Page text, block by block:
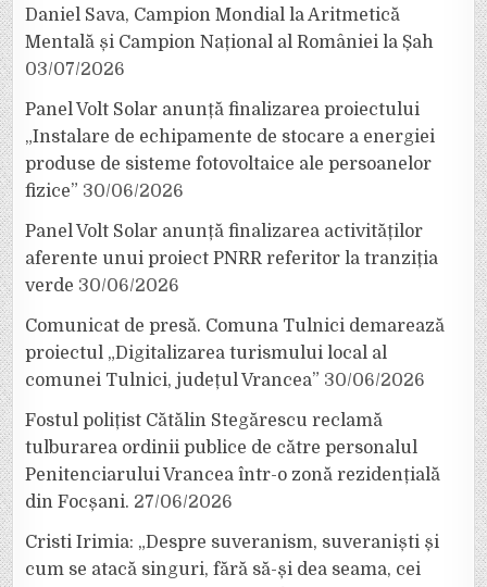
Daniel Sava, Campion Mondial la Aritmetică
Mentală și Campion Național al României la Șah
03/07/2026
Panel Volt Solar anunță finalizarea proiectului
„Instalare de echipamente de stocare a energiei
produse de sisteme fotovoltaice ale persoanelor
fizice” 30/06/2026
Panel Volt Solar anunță finalizarea activităților
aferente unui proiect PNRR referitor la tranziția
verde 30/06/2026
Comunicat de presă. Comuna Tulnici demarează
proiectul „Digitalizarea turismului local al
comunei Tulnici, județul Vrancea” 30/06/2026
Fostul polițist Cătălin Stegărescu reclamă
tulburarea ordinii publice de către personalul
Penitenciarului Vrancea într-o zonă rezidențială
din Focșani. 27/06/2026
Cristi Irimia: „Despre suveranism, suveraniști și
cum se atacă singuri, fără să-și dea seama, cei